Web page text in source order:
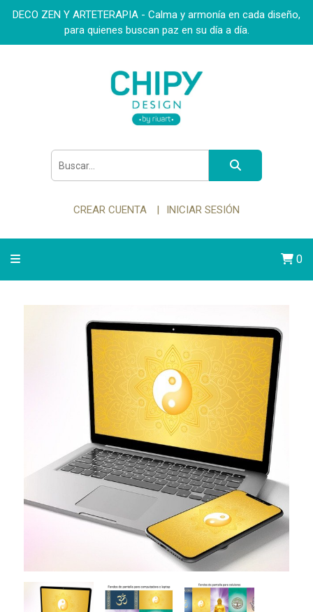
DECO ZEN Y ARTETERAPIA - Calma y armonía en cada diseño,
para quienes buscan paz en su día a día.
CREAR CUENTA INICIAR SESIÓN
0